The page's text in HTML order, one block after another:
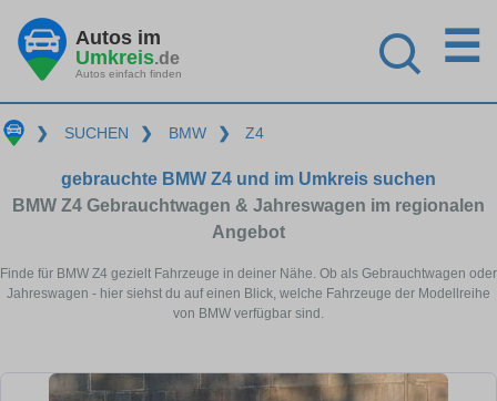
Autos im
Umkreis.de
Autos einfach finden
☰
❯ SUCHEN ❯ BMW ❯ Z4
gebrauchte BMW Z4 und im Umkreis suchen
BMW Z4 Gebrauchtwagen & Jahreswagen im regionalen
Angebot
Finde für BMW Z4 gezielt Fahrzeuge in deiner Nähe. Ob als Gebrauchtwagen oder
Jahreswagen - hier siehst du auf einen Blick, welche Fahrzeuge der Modellreihe
von BMW verfügbar sind.